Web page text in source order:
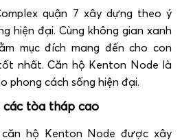
quận 7 xây dựng theo ý
hiện đại. Cùng không gian xanh
mục đích mang đến cho con
nhất. Căn hộ Kenton Node là
phong cách sống hiện đại.
các tòa tháp cao
hộ Kenton Node được xây